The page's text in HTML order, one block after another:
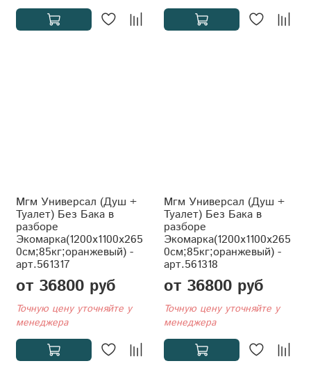
Мгм Универсал (Душ +
Туалет) Без Бака в
разборе
Экомарка(1200x1100x265
0см;85кг;оранжевый) -
арт.561317
от 36800 руб
Точную цену уточняйте у
менеджера
Мгм Универсал (Душ +
Туалет) Без Бака в
разборе
Экомарка(1200x1100x265
0см;85кг;оранжевый) -
арт.561318
от 36800 руб
Точную цену уточняйте у
менеджера